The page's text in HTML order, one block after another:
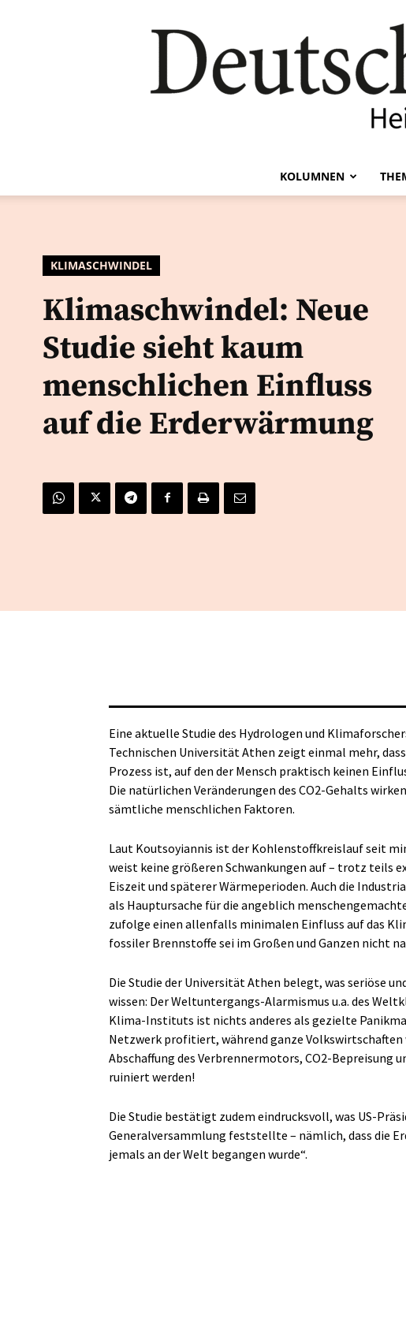
KOLUMNEN
KLIMASCHWINDEL
Klimaschwindel: Neue
Studie sieht kaum
menschlichen Einfluss
auf die Erderwärmung
Eine aktuelle Studie des Hydrologen und
Technischen Universität Athen zeigt einmal mehr,
Prozess ist, auf den der Mensch praktisch keinen
Die natürlichen Veränderungen des CO2-Gehalts
sämtliche menschlichen Faktoren.
Laut Koutsoyiannis ist der Kohlenstoffkreislauf seit
weist keine größeren Schwankungen auf – trotz teils
Eiszeit und späterer Wärmeperioden. Auch die
als Hauptursache für die angeblich
zufolge einen allenfalls minimalen Einfluss auf das
fossiler Brennstoffe sei im Großen und Ganzen nicht
Die Studie der Universität Athen belegt, was seriöse
wissen: Der Weltuntergangs-Alarmismus u.a. des
Klima-Instituts ist nichts anderes als gezielte
Netzwerk profitiert, während ganze Volkswirtschaften
Abschaffung des Verbrennermotors, CO2-Bepreisung
ruiniert werden!
Die Studie bestätigt zudem eindrucksvoll, was US-
Generalversammlung feststellte – nämlich, dass die
jemals an der Welt begangen wurde“.